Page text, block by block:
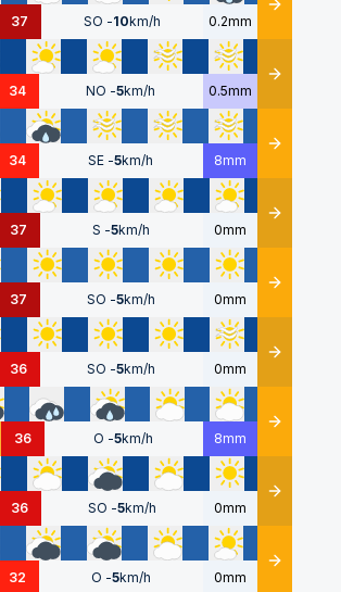
37 SO -10km/h 0.2mm Détails
34 NO -5km/h 0.5mm Détails
34 SE -5km/h 8mm Détails
37 S -5km/h 0mm Détails
37 SO -5km/h 0mm Détails
36 SO -5km/h 0mm Détails
36 O -5km/h 8mm Détails
36 SO -5km/h 0mm Détails
32 O -5km/h 0mm Détails